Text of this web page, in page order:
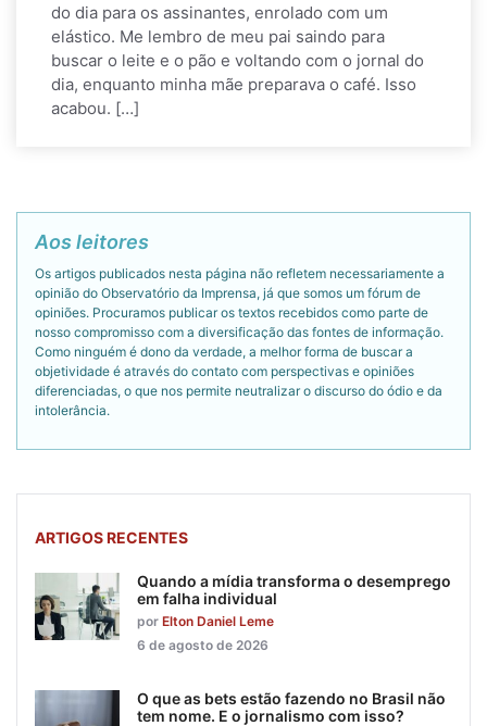
do dia para os assinantes, enrolado com um
elástico. Me lembro de meu pai saindo para
buscar o leite e o pão e voltando com o jornal do
dia, enquanto minha mãe preparava o café. Isso
acabou. […]
Aos leitores
Os artigos publicados nesta página não refletem necessariamente a
opinião do Observatório da Imprensa, já que somos um fórum de
opiniões. Procuramos publicar os textos recebidos como parte de
nosso compromisso com a diversificação das fontes de informação.
Como ninguém é dono da verdade, a melhor forma de buscar a
objetividade é através do contato com perspectivas e opiniões
diferenciadas, o que nos permite neutralizar o discurso do ódio e da
intolerância.
ARTIGOS RECENTES
Quando a mídia transforma o desemprego
em falha individual
por Elton Daniel Leme
6 de agosto de 2026
O que as bets estão fazendo no Brasil não
tem nome. E o jornalismo com isso?